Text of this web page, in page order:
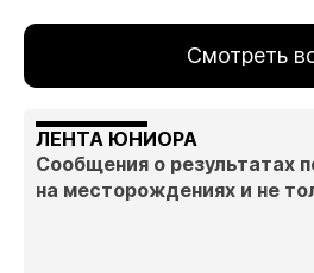
Смотреть
ЛЕНТА ЮНИОРА
Сообщения о результатах
на месторождениях и не